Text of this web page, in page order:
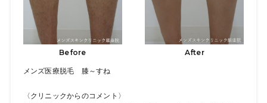
Before After
メンズ医療脱毛 膝～すね
〈クリニックからのコメント〉